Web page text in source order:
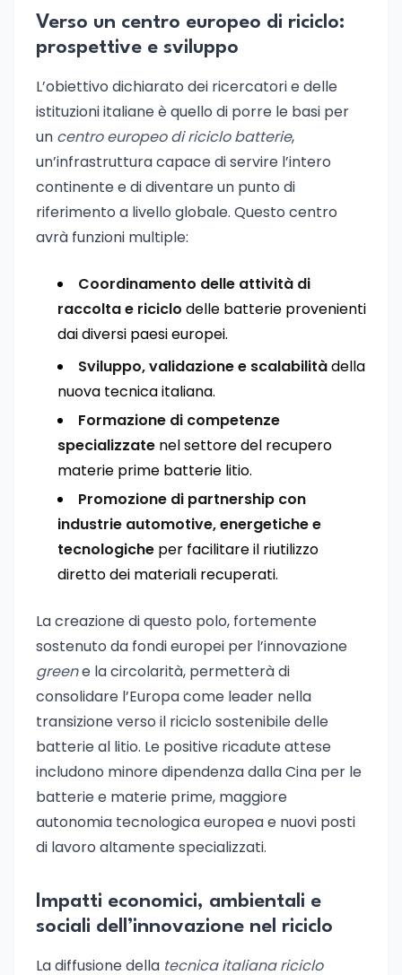
Verso un centro europeo di riciclo:
prospettive e sviluppo
L’obiettivo dichiarato dei ricercatori e delle
istituzioni italiane è quello di porre le basi per
un centro europeo di riciclo batterie,
un’infrastruttura capace di servire l’intero
continente e di diventare un punto di
riferimento a livello globale. Questo centro
avrà funzioni multiple:
Coordinamento delle attività di
raccolta e riciclo delle batterie provenienti
dai diversi paesi europei.
Sviluppo, validazione e scalabilitàdella
nuova tecnica italiana.
Formazione di competenze
specializzate nel settore del recupero
materie prime batterie litio.
Promozione di partnership con
industrie automotive, energetiche e
tecnologiche per facilitare il riutilizzo
diretto dei materiali recuperati.
La creazione di questo polo, fortemente
sostenuto da fondi europei per l’innovazione
greene la circolarità, permetterà di
consolidare l’Europa come leader nella
transizione verso il riciclo sostenibile delle
batterie al litio. Le positive ricadute attese
includono minore dipendenza dalla Cina per le
batterie e materie prime, maggiore
autonomia tecnologica europea e nuovi posti
di lavoro altamente specializzati.
Impatti economici, ambientali e
sociali dell’innovazione nel riciclo
La diffusione della tecnica italiana riciclo